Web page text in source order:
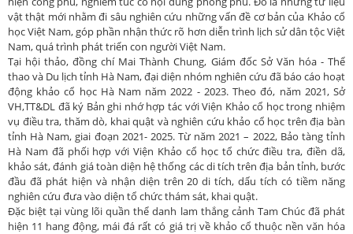
vật thật mới nhằm đi sâu nghiên cứu những vấn đề cơ bản của Khảo cổ
học Việt Nam, góp phần nhận thức rõ hơn diễn trình lịch sử dân tộc Việt
Nam, quá trình phát triển con người Việt Nam.
Tại hội thảo, đồng chí Mai Thành Chung, Giám đốc Sở Văn hóa - Thể
thao và Du lịch tỉnh Hà Nam, đại diện nhóm nghiên cứu đã báo cáo hoạt
động khảo cổ học Hà Nam năm 2022 - 2023. Theo đó, năm 2021, Sở
VH,TT&DL đã ký Bản ghi nhớ hợp tác với Viện Khảo cổ học trong nhiệm
vụ điều tra, thăm dò, khai quật và nghiên cứu khảo cổ học trên địa bàn
tỉnh Hà Nam, giai đoạn 2021- 2025. Từ năm 2021 – 2022, Bảo tàng tỉnh
Hà Nam đã phối hợp với Viện Khảo cổ học tổ chức điều tra, điền dã,
khảo sát, đánh giá toàn diện hệ thống các di tích trên địa bản tỉnh, bước
đầu đã phát hiện và nhận diện trên 20 di tích, dấu tích có tiềm năng
nghiên cứu đưa vào diện tổ chức thám sát, khai quật.
Đặc biệt tại vùng lõi quần thể danh lam thắng cảnh Tam Chúc đã phát
hiện 11 hang động, mái đá rất có giá trị về khảo cổ thuộc nền văn hóa